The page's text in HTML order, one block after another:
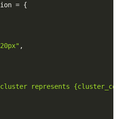
= {
,
represents